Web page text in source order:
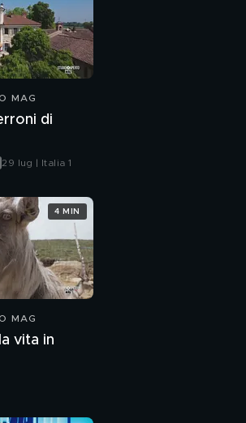
MAG
di
29 lug | Italia 1
MAG
vita in
4 MIN